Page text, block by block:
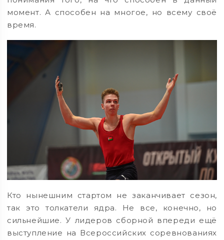
момент. А способен на многое, но всему своё
время.
Кто нынешним стартом не заканчивает сезон,
так это толкатели ядра. Не все, конечно, но
сильнейшие. У лидеров сборной впереди ещё
выступление на Всероссийских соревнованиях